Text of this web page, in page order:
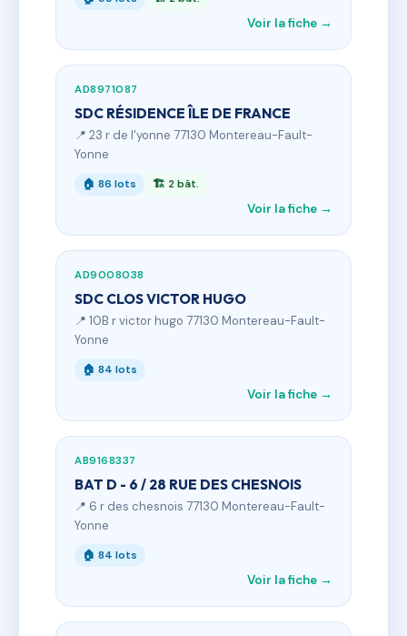
Voir la fiche →
AD8971087
SDC RÉSIDENCE ÎLE DE FRANCE
📍 23 r de l'yonne 77130 Montereau-Fault-
Yonne
🏠 86 lots 🏗 2 bât.
Voir la fiche →
AD9008038
SDC CLOS VICTOR HUGO
📍 10B r victor hugo 77130 Montereau-Fault-
Yonne
🏠 84 lots
Voir la fiche →
AB9168337
BAT D - 6 / 28 RUE DES CHESNOIS
📍 6 r des chesnois 77130 Montereau-Fault-
Yonne
🏠 84 lots
Voir la fiche →